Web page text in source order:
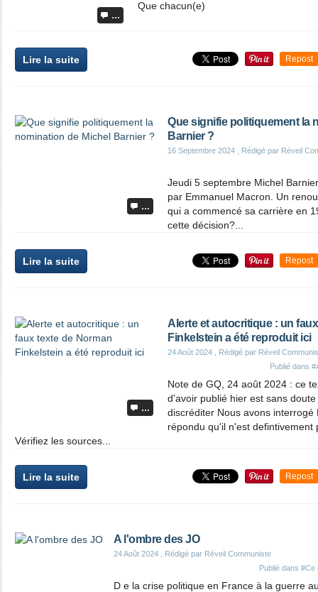
…
Que chacun(e)
Lire la suite Repost
…
Que signifie politiquement la
Barnier ?
16 Septembre 2024 , Rédigé par Réveil
Jeudi 5 septembre Michel
par Emmanuel Macron. Un
qui a commencé sa carrière en
cette décision?...
Lire la suite Repost
…
Alerte et autocritique : un
Finkelstein a été reproduit ici
24 Août 2024 , Rédigé par Réveil
Publié dans
Note de GQ, 24 août 2024 : ce
d'avoir publié hier est sans
discréditer Nous avons
répondu qu'il n'est defintivement
Vérifiez les sources...
Lire la suite Repost
A l'ombre des JO
24 Août 2024 , Rédigé par Réveil Communiste
Publié dans #Ce
D e la crise politique en France à la guerre